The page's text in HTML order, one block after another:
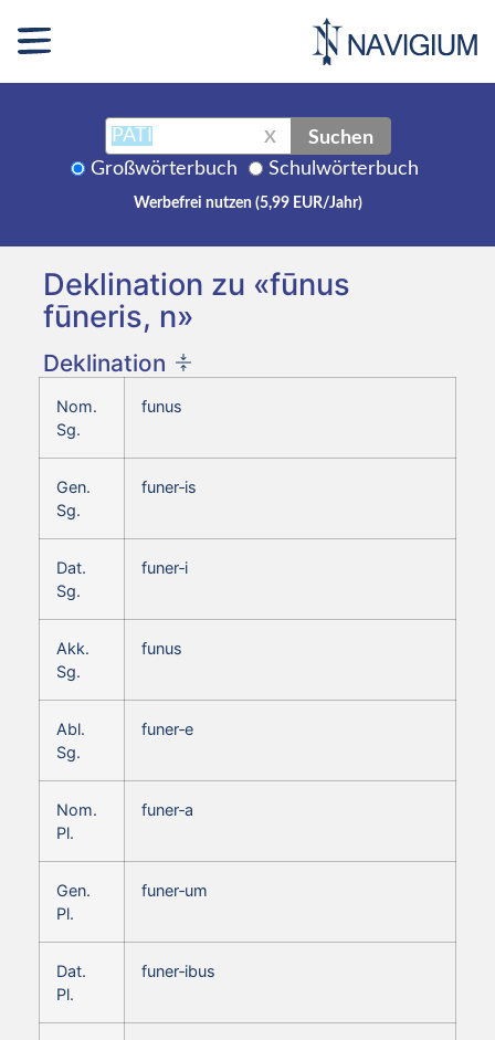
X Suchen
Großwörterbuch Schulwörterbuch
Werbefrei nutzen (5,99 EUR/Jahr)
Deklination zu «fūnus
fūneris, n»
Deklination
Nom.
Sg.
funus
Gen.
Sg.
funer‑is
Dat.
Sg.
funer‑i
Akk.
Sg.
funus
Abl.
Sg.
funer‑e
Nom.
Pl.
funer‑a
Gen.
Pl.
funer‑um
Dat.
Pl.
funer‑ibus